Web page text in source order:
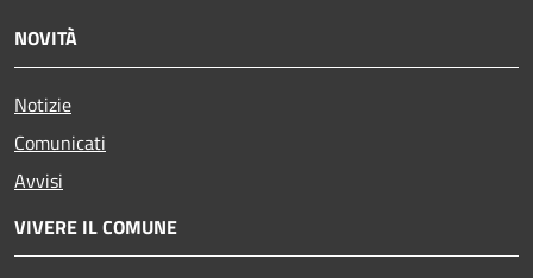
NOVITÀ
Notizie
Comunicati
Avvisi
VIVERE IL COMUNE